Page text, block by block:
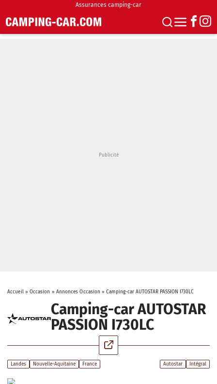
Assurances camping-car
Accueil» Occasion » Annonces Occasion »Camping-car AUTOSTAR PASSION I730LC
Camping-car AUTOSTAR
PASSION I730LC
Landes Nouvelle-Aquitaine France Autostar Intégral